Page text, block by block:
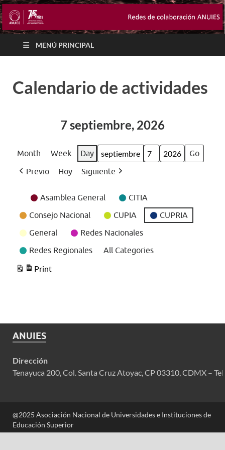
MENÚ PRINCIPAL
Calendario de actividades
7 septiembre, 2026
Month Week Day
Month
Day
Year
Previo Hoy Siguiente
Event
Asamblea General
CITIA
Consejo Nacional
CUPIA
CUPRIA
General
Redes Nacionales
Redes Regionales
All Categories
Print
View
ANUIES
Dirección
Tenayuca 200, Col. Santa Cruz Atoyac, CP 03310, CDMX –
@2025 Asociación Nacional de Universidades e Instituciones de
Educación Superior